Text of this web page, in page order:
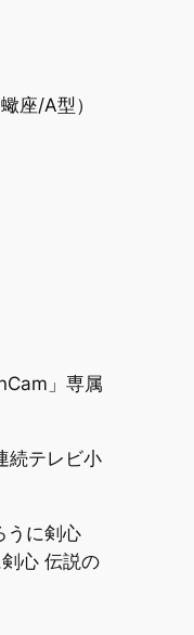
座/A型）
」専属
続テレビ小
うに剣心
心 伝説の